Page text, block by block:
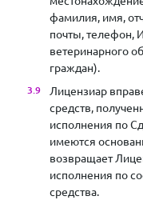
фамилия, имя,
почты, телефон,
ветеринарного
граждан).
Лицензиар
средств,
исполнения по
имеются
возвращает
исполнения по
средства.